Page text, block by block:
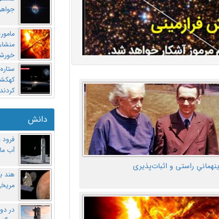
راستی و اثبات‌پذیری
دانش
آب
هند
در